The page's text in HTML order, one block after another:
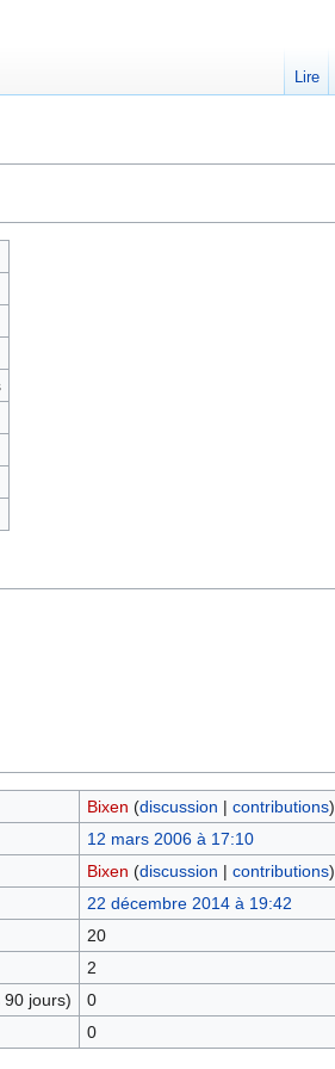
Bixen (discussion | contributions)
12 mars 2006 à 17:10
Bixen (discussion | contributions)
22 décembre 2014 à 19:42
20
2
jours)
0
0
Lire